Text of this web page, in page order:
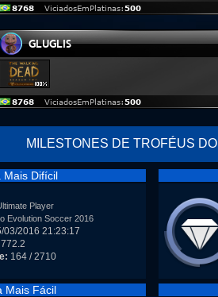
MILESTONES DE TROFÉUS
Mais Difícil
Player
Evolution Soccer 2016
03/2016 21:23:17
772.2
164 / 2710
Mais Fácil